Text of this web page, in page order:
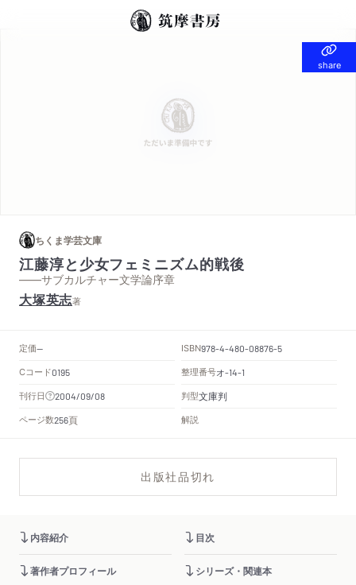
share
share
ちくま学芸文庫
江藤淳と少女フェミニズム的戦後
——サブカルチャー文学論序章
大塚英志著
定価-- ISBN978-4-480-08876-5
Cコード0195 整理番号オ-14-1
刊行日 2004/09/08 判型文庫判
ページ数256頁 解説
出版社品切れ
内容紹介 目次
著作者プロフィール シリーズ・関連本